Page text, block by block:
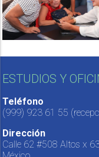
ESTUDIOS Y
Teléfono
(999) 923 61 55
Dirección
Calle 62 #508 Altos x